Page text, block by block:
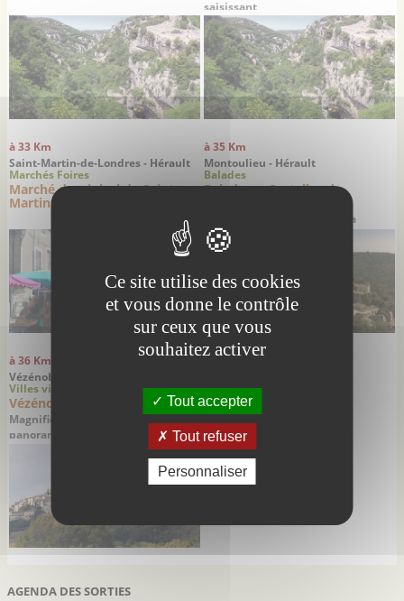
saisissant
à 33 Km
Saint-Martin-de-Londres - Hérault
Marchés Foires
Marché dominical de Saint-
Martin de Londres
à 35 Km
Montoulieu - Hérault
Balades
Balade au Castellas de
Une agréable balade dans la
garrigue à la découverte des ruines
d’un château médiéval du 12ème
à 36 Km
Vézénobres - Gard
Villes villages
Vézénobres
Magnifique village médiéval
panoramique labélisé Village de
AGENDA DES SORTIES
Ce site utilise des cookies
et vous donne le contrôle
sur ceux que vous
souhaitez activer
Tout accepter
Tout refuser
Personnaliser